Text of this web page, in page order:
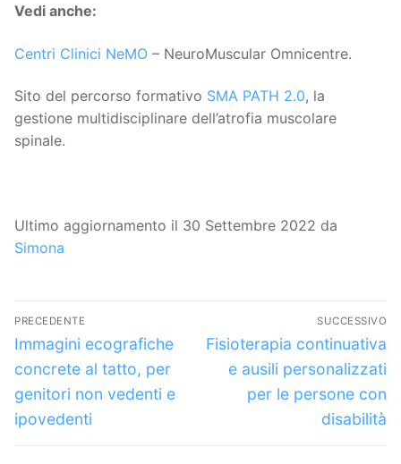
Vedi anche:
Centri Clinici NeMO – NeuroMuscular Omnicentre.
Sito del percorso formativo SMA PATH 2.0, la
gestione multidisciplinare dell’atrofia muscolare
spinale.
Ultimo aggiornamento il 30 Settembre 2022 da
Simona
Navigazione
articoli
PRECEDENTE
Articolo
precedente:
Immagini ecografiche
concrete al tatto, per
genitori non vedenti e
ipovedenti
SUCCESSIVO
Articolo
successivo:
Fisioterapia continuativa
e ausili personalizzati
per le persone con
disabilità